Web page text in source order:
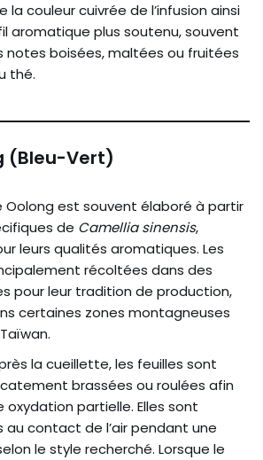
la couleur cuivrée de l’infusion ainsi
aromatique plus soutenu, souvent
notes boisées, maltées ou fruitées
thé.
(Bleu-Vert)
Oolong est souvent élaboré à partir
de Camellia sinensis,
leurs qualités aromatiques. Les
récoltées dans des
pour leur tradition de production,
certaines zones montagneuses
la cueillette, les feuilles sont
brassées ou roulées afin
oxydation partielle. Elles sont
au contact de l’air pendant une
le style recherché. Lorsque le